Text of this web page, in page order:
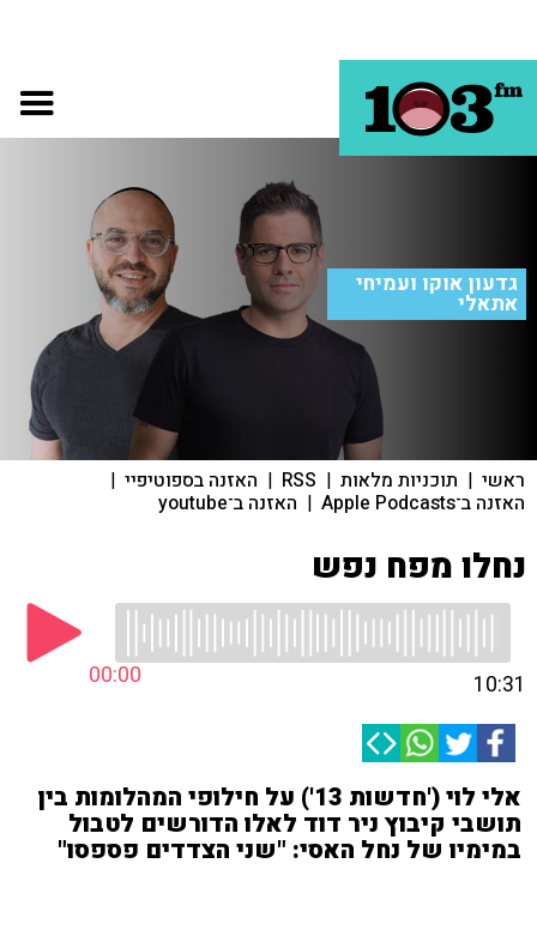
גדעון אוקו ועמיחי
אתאלי
ראשי | תוכניות מלאות |
RSS
| האזנה בספוטיפיי |
האזנה ב־Apple Podcasts | האזנה ב־youtube
נחלו מפח נפש
00:00 10:31
אלי לוי ('חדשות 13') על חילופי המהלומות בין
תושבי קיבוץ ניר דוד לאלו הדורשים לטבול
במימיו של נחל האסי: "שני הצדדים פספסו"